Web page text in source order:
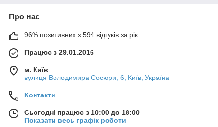
Про нас
96% позитивних з 594 відгуків за рік
Працює з 29.01.2016
м. Київ
вулиця Володимира Сосюри, 6, Київ, Україна
Контакти
Сьогодні працює з 10:00 до 18:00
Показати весь графік роботи